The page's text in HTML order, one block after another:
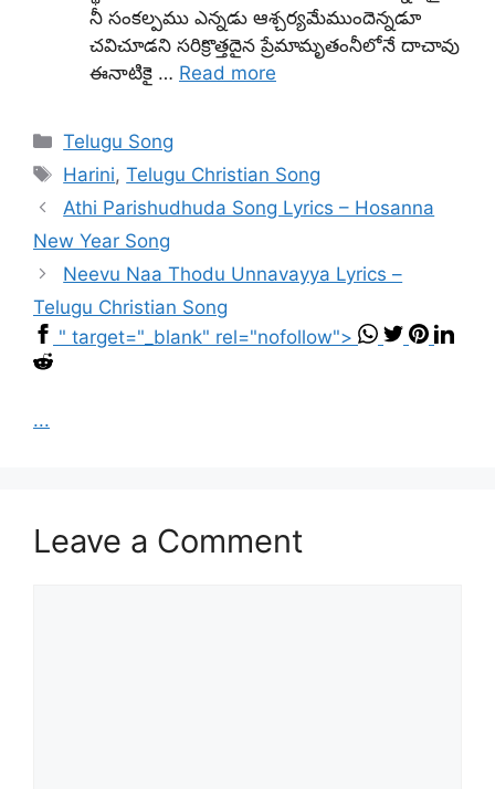
నీ సంకల్పము ఎన్నడు ఆశ్చర్యమేముందెన్నడూ
చవిచూడని సరిక్రొత్తదైన ప్రేమామృతంనీలోనే దాచావు
ఈనాటికై … Read more
Categories
Telugu Song
Tags
Harini,Telugu Christian Song
Athi Parishudhuda Song Lyrics – Hosanna
New Year Song
Neevu Naa Thodu Unnavayya Lyrics –
Telugu Christian Song
" target="_blank" rel="nofollow">
...
Leave a Comment